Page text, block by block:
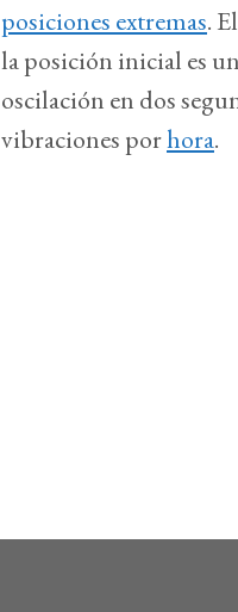
posiciones extremas. El
la posición inicial es
oscilación en dos
vibraciones porhora.